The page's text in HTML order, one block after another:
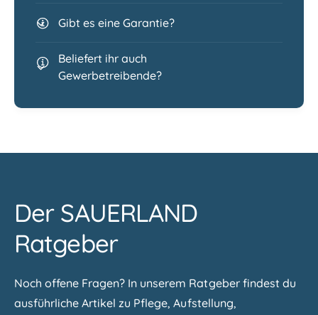
Gibt es eine Garantie?
Beliefert ihr auch
Gewerbetreibende?
Der SAUERLAND
Ratgeber
Noch offene Fragen? In unserem Ratgeber findest du
ausführliche Artikel zu Pflege, Aufstellung,